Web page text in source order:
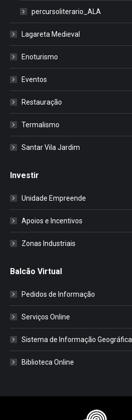
percursoliterario_ALA
Lagareta Medieval
Enoturismo
Eventos
Restauração
Termalismo
Santar Vila Jardim
Investir
Unidade Empreende
Apoios e Incentivos
Zonas Industriais
Balcão Virtual
Pedidos de Informação
Serviços Online
Sistema de Informação Geográfica
Biblioteca Online